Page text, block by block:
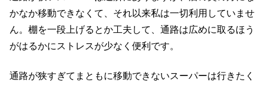
かなか移動できなくて、それ以来私は一切利用していませ
ん。棚を一段上げるとか工夫して、通路は広めに取るほう
がはるかにストレスが少なく便利です。
通路が狭すぎてまともに移動できないスーパーは行きたく